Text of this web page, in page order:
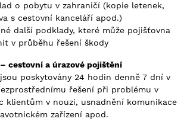
o pobytu v zahraničí (kopie letenek,
s cestovní kanceláří apod.)
další podklady, které může pojišťovna
v průběhu řešení škody
cestovní a úrazové pojištění
poskytovány 24 hodin denně 7 dní v
řešení při problému v
klientům v nouzi, usnadnění komunikace
zařízení apod.